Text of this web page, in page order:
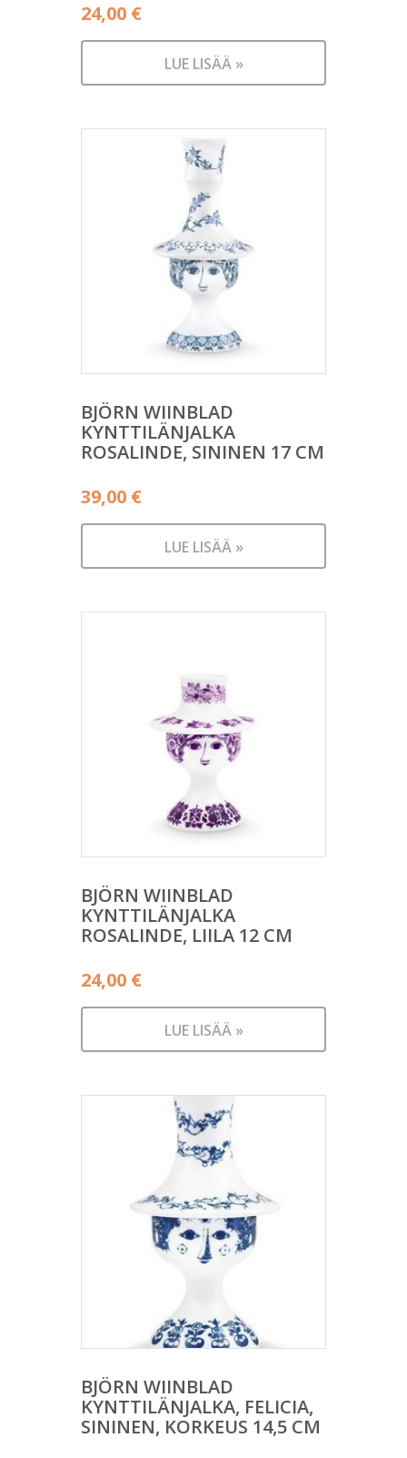
24,00 €
LUE LISÄÄ »
BJÖRN WIINBLAD
KYNTTILÄNJALKA
ROSALINDE, SININEN 17 CM
39,00 €
LUE LISÄÄ »
BJÖRN WIINBLAD
KYNTTILÄNJALKA
ROSALINDE, LIILA 12 CM
24,00 €
LUE LISÄÄ »
BJÖRN WIINBLAD
KYNTTILÄNJALKA, FELICIA,
SININEN, KORKEUS 14,5 CM